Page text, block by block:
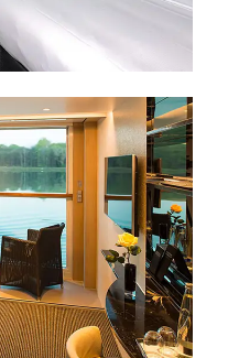
AMSTERDAM